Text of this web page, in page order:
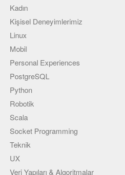
Kadın
Kişisel Deneyimlerimiz
Linux
Mobil
Personal Experiences
PostgreSQL
Python
Robotik
Scala
Socket Programming
Teknik
UX
Veri Yapıları & Algoritmalar